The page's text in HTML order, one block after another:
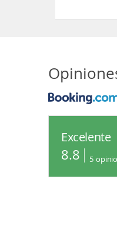
Excelente
8.8 5